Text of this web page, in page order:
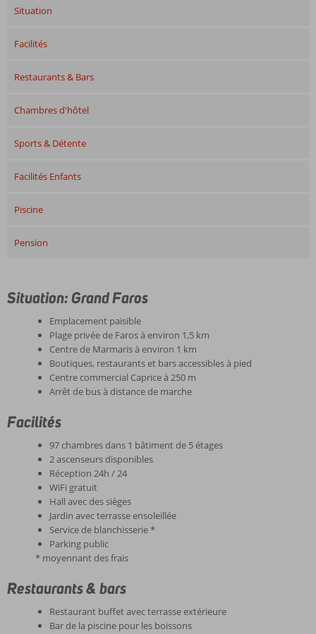
Situation
Facilités
Restaurants & Bars
Chambres d'hôtel
Sports & Détente
Facilités Enfants
Piscine
Pension
Situation: Grand Faros
Emplacement paisible
Plage privée de Faros à environ 1,5 km
Centre de Marmaris à environ 1 km
Boutiques, restaurants et bars accessibles à pied
Centre commercial Caprice à 250 m
Arrêt de bus à distance de marche
Facilités
97 chambres dans 1 bâtiment de 5 étages
2 ascenseurs disponibles
Réception 24h / 24
WiFi gratuit
Hall avec des sièges
Jardin avec terrasse ensoleillée
Service de blanchisserie *
Parking public
* moyennant des frais
Restaurants & bars
Restaurant buffet avec terrasse extérieure
Bar de la piscine pour les boissons